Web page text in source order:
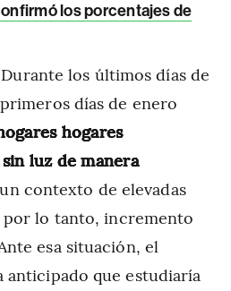
los porcentajes de
Durante los últimos días de
días de enero
hogares
luz de manera
contexto de elevadas
lo tanto, incremento
esa situación, el
anticipado que estudiaría